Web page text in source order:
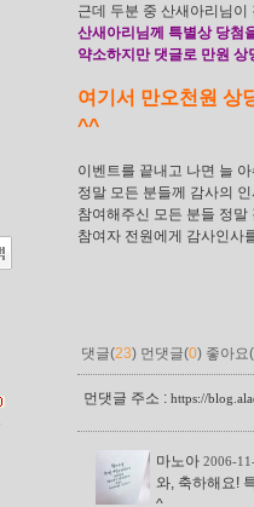
근데 두분 중 산새아리님
산새아리님께 특별상 당첨
약소하지만 댓글로 만원
여기서 만오천원 상
^^
이벤트를 끝내고 나면 늘
정말 모든 분들께 감사의
참여해주신 모든 분들 정말
참여자 전원에게 감사인사
댓글(23) 먼댓글(0) 좋아요(
먼댓글 주소 : https://
마노아 2006-
와, 축하해요!